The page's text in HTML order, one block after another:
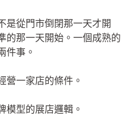
是從門市倒閉那一天才開
的那一天開始。一個成熟的
件事。
營一家店的條件。
模型的展店邏輯。